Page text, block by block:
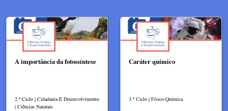
A importância da fotossíntese
2.º Ciclo | Cidadania E Desenvolvimento
| Ciências Naturais
Caráter químico
3.º Ciclo | Físico-Química